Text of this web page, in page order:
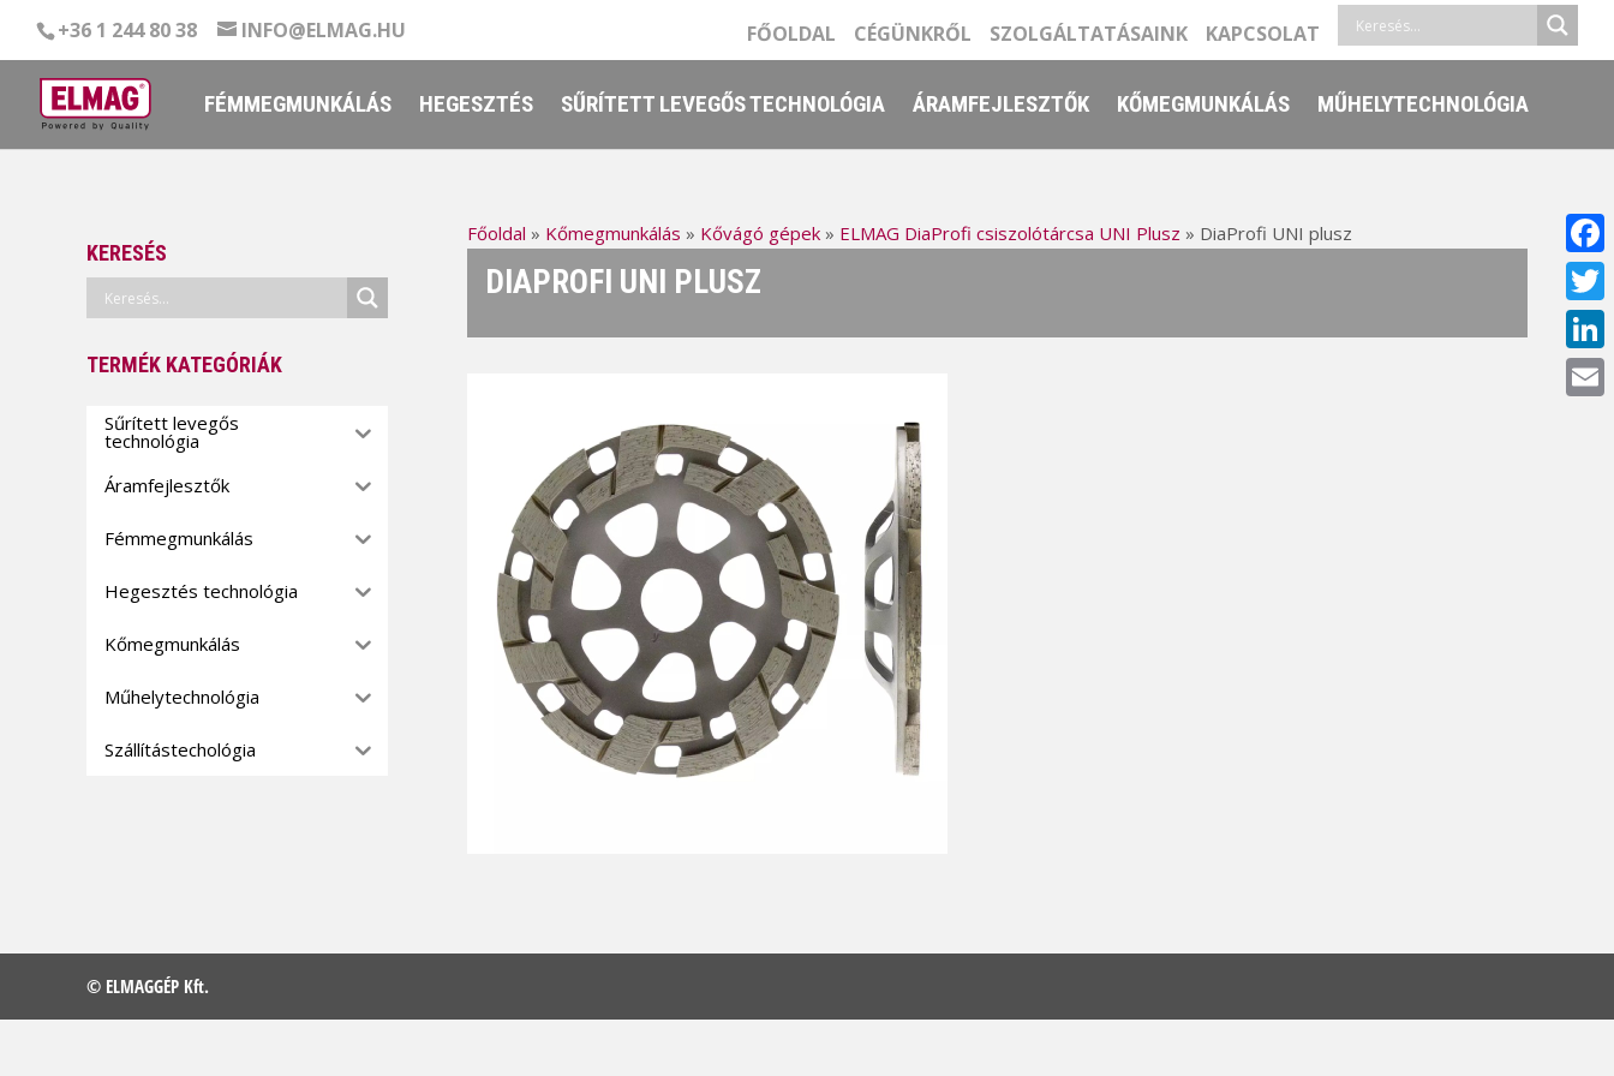
+36 1 244 80 38 INFO@ELMAG.HU FŐOLDAL CÉGÜNKRŐL SZOLGÁLTATÁSAINK KAPCSOLAT
FÉMMEGMUNKÁLÁS HEGESZTÉS SŰRÍTETT LEVEGŐS TECHNOLÓGIA ÁRAMFEJLESZTŐK KŐMEGMUNKÁLÁS MŰHELYTECHNOLÓGIA
Főoldal » Kőmegmunkálás » Kővágó gépek» ELMAG DiaProfi csiszolótárcsa UNI Plusz » DiaProfi UNI plusz
DIAPROFI UNI PLUSZ
KERESÉS
TERMÉK KATEGÓRIÁK
Sűrített levegős
technológia
Áramfejlesztők
Fémmegmunkálás
Hegesztés technológia
Kőmegmunkálás
Műhelytechnológia
Szállítástechológia
© ELMAGGÉP Kft.